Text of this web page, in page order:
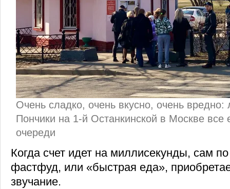
Очень сладко, очень вкусно, очень вредно:
Пончики на 1-й Останкинской в Москве все
очереди
Когда счет идет на миллисекунды, сам
фастфуд, или «быстрая еда»,
звучание.